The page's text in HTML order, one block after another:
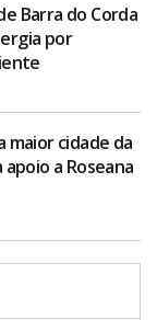
Barra do Corda
por
maior cidade da
a Roseana